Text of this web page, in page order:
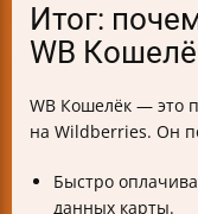
Итог:
WB
WB Кошелёк — это
на Wildberries. Он
Быстро
данных карты.